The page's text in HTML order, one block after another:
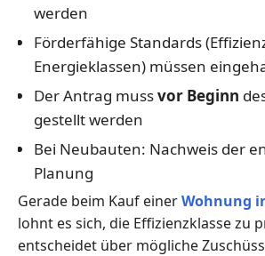
werden
Förderfähige Standards
Energieklassen) müssen
Der Antrag mussvor Beginn
gestellt werden
Bei Neubauten: Nachweis der
Planung
Gerade beim Kauf einerWohnung
lohnt es sich, die Effizienzklasse zu
entscheidet über mögliche